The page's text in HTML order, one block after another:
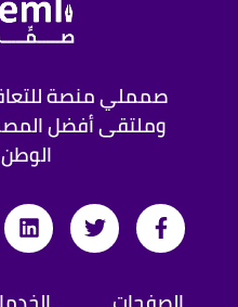
صمملي منصة
وملتقى أفضل